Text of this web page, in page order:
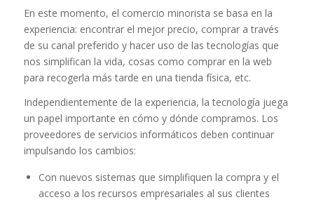
En este momento, el comercio minorista se basa en la
experiencia: encontrar el mejor precio, comprar a través
de su canal preferido y hacer uso de las tecnologías que
nos simplifican la vida, cosas como comprar en la web
para recogerla más tarde en una tienda física, etc.
Independientemente de la experiencia, la tecnología juega
un papel importante en cómo y dónde compramos. Los
proveedores de servicios informáticos deben continuar
impulsando los cambios:
Con nuevos sistemas que simplifiquen la compra y el
acceso a los recursos empresariales al sus clientes